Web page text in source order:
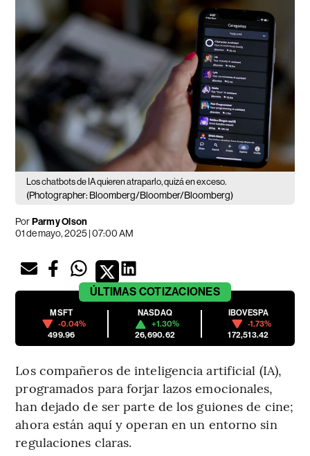
Los chatbots de IA quieren atraparlo, quizá en exceso.
(Photographer: Bloomberg/Bloomber/Bloomberg)
PorParmy Olson
01 de mayo, 2025 | 07:00 AM
ÚLTIMAS COTIZACIONES
MSFT
-0.04%
499.96
NASDAQ
+1.30%
26,690.62
IBOVESPA
-1.73%
172,513.42
Los compañeros de inteligencia artificial (IA),
programados para forjar lazos emocionales,
han dejado de ser parte de los guiones de cine;
ahora están aquí y operan en un entorno sin
regulaciones claras.